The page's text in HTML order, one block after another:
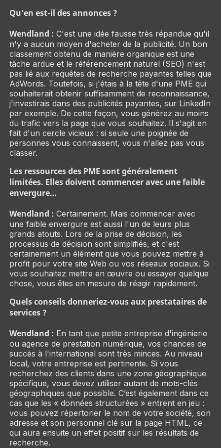
Qu'en est-il des annonces ?
Wendland : C'est une idée fausse très répandue qu'il
n'y a aucun moyen d'acheter de la publicité. Un bon
classement obtenu de manière organique est une
tâche ardue et le référencement naturel (SEO) n'est
pas lié aux requêtes de recherche payantes telles que
AdWords. Toutefois, si j'étais à la tête d'une PME qui
souhaiterait obtenir suffisamment de reconnaissance,
j'investirais dans des publicités payantes, sur LinkedIn
par exemple. De cette façon, vous générez au moins
du trafic vers la page que vous souhaitez. Il s'agit en
fait d'un cercle vicieux : si seule une poignée de
personnes vous connaissent, vous n'allez pas vous
classer.
Les ressources des PME sont généralement
limitées. Elles doivent commencer avec une faible
envergure…
Wendland : Certainement. Mais commencer avec
une faible envergure est aussi l'un de leurs plus
grands atouts. Lors de la prise de décision, les
processus de décision sont simplifiés, et c'est
certainement un élément que vous pouvez mettre à
profit pour votre site Web ou vos réseaux sociaux. Si
vous souhaitez mettre en œuvre ou essayer quelque
chose, vous êtes en mesure de réagir rapidement.
Quels conseils donneriez-vous aux prestataires de
services ?
Wendland : En tant que petite entreprise d'ingénierie
ou agence de prestation numérique, vos chances de
succès à l'international sont très minces. Au niveau
local, votre entreprise est pertinente. Si vous
recherchez des clients dans une zone géographique
spécifique, vous devez utiliser autant de mots-clés
géographiques que possible. C’est également dans ce
cas que les « données structurées » entrent en jeu :
vous pouvez répertorier le nom de votre société, son
adresse et son personnel clé sur la page HTML, ce
qui aura ensuite un effet positif sur les résultats de
recherche.